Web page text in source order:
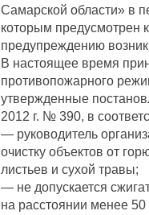
Самарской области» в
которым предусмотрен
предупреждению
В настоящее время
противопожарного
утвержденные
2012 г. № 390, в
— руководитель
очистку объектов от
листьев и сухой травы;
— не допускается
на расстоянии менее 50